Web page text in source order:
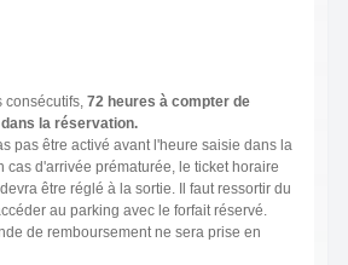
consécutifs, 72 heures à compter de
la réservation.
pas être activé avant l'heure saisie dans la
cas d'arrivée prématurée, le ticket horaire
être réglé à la sortie. Il faut ressortir du
au parking avec le forfait réservé.
de remboursement ne sera prise en